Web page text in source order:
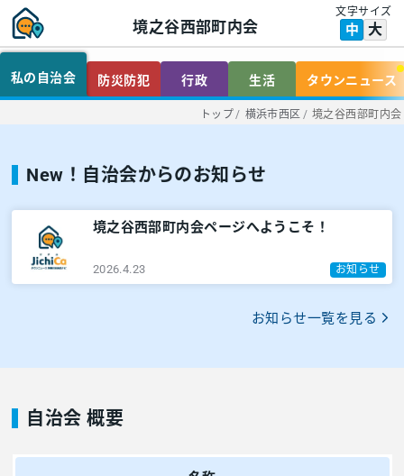
境之谷西部町内会
文字サイズ
中 大
私の自治会 防災防犯 行政 生活 タウンニュース
トップ / 横浜市西区 / 境之谷西部町内会
New！自治会からのお知らせ
境之谷西部町内会ページへようこそ！
2026.4.23 お知らせ
お知らせ一覧を見る
自治会 概要